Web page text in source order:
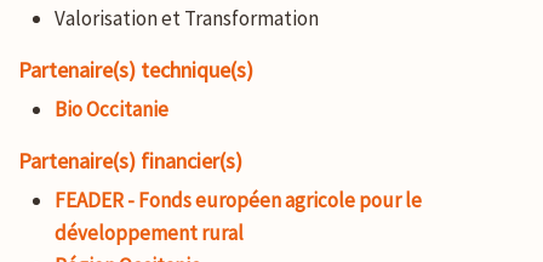
Valorisation et Transformation
Partenaire(s) technique(s)
Bio Occitanie
Partenaire(s) financier(s)
FEADER - Fonds européen agricole pour le
développement rural